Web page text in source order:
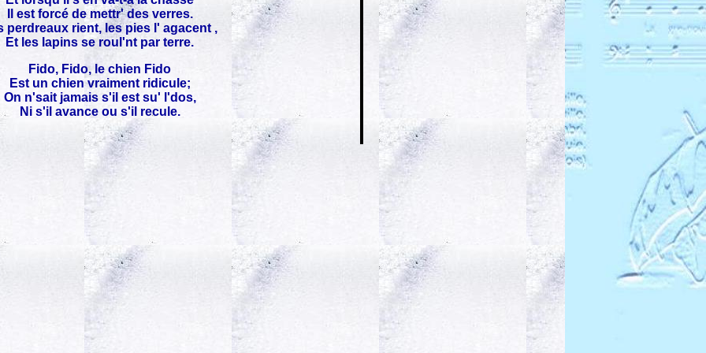
Il est forcé de mettr' des verres.
perdreaux rient, les pies l' agacent ,
Et les lapins se roul'nt par terre.
Fido, Fido, le chien Fido
Est un chien vraiment ridicule;
On n'sait jamais s'il est su' l'dos,
Ni s'il avance ou s'il recule.